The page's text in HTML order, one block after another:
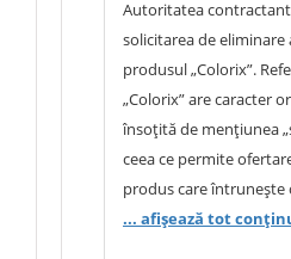
de produse solicitat,
separată a
nu va fi acceptată.
clarificarea justificării
ambalaj („până la 1,0 L”
„până la 3,0 L” la poz.
Autoritatea
solicitarea de eliminare
produsul „Colorix”.
„Colorix” are caracter
însoțită de mențiunea
ceea ce permite
produs care întrunește
caracteristicile tehnice
... afișează tot